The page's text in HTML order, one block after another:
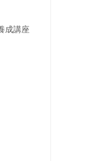
成講座